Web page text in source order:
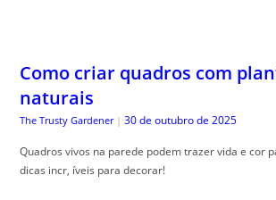
Como criar quadros com
naturais
The Trusty Gardener | 30 de outubro de 2025
Quadros vivos na parede podem trazer vida e cor
dicas incr, íveis para decorar!